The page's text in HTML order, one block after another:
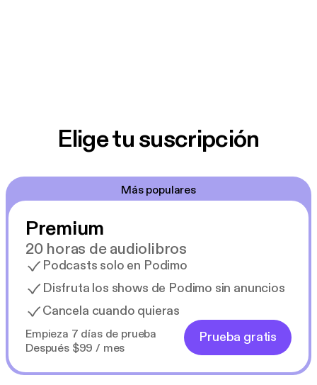
Elige tu suscripción
Más populares
Premium
20 horas de audiolibros
Podcasts solo en Podimo
Disfruta los shows de Podimo sin anuncios
Cancela cuando quieras
Empieza 7 días de prueba
Después $99 / mes
Prueba gratis